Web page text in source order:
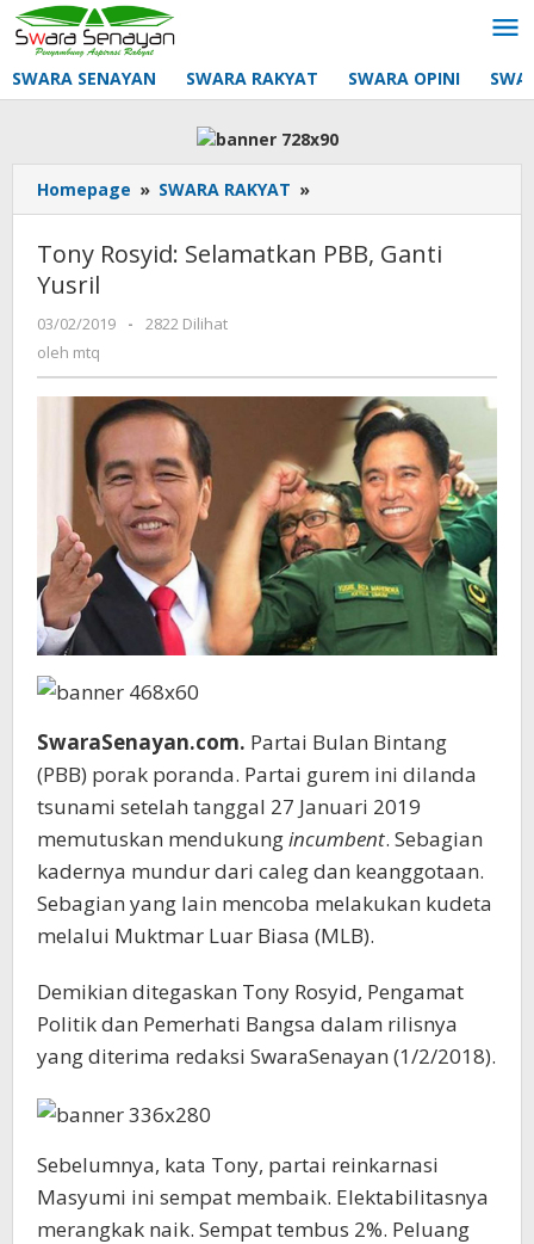
Lewati
ke
konten
SWARA SENAYAN SWARA RAKYAT SWARA OPINI
Homepage » SWARA RAKYAT »
Rosyid:
PBB,
Tony Rosyid: Selamatkan PBB, Ganti
Yusril
03/02/2019
oleh
-
2822 Dilihat
oleh mtq
SwaraSenayan.com. Partai Bulan Bintang
(PBB) porak poranda. Partai gurem ini dilanda
tsunami setelah tanggal 27 Januari 2019
memutuskan mendukungincumbent. Sebagian
kadernya mundur dari caleg dan keanggotaan.
Sebagian yang lain mencoba melakukan kudeta
melalui Muktmar Luar Biasa (MLB).
Demikian ditegaskan Tony Rosyid, Pengamat
Politik dan Pemerhati Bangsa dalam rilisnya
yang diterima redaksi SwaraSenayan (1/2/2018).
Sebelumnya, kata Tony, partai reinkarnasi
Masyumi ini sempat membaik. Elektabilitasnya
merangkak naik. Sempat tembus 2%. Peluang